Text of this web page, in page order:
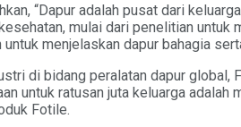
“Dapur adalah pusat dari
mulai dari penelitian
menjelaskan dapur bahagia
di bidang peralatan dapur global,
untuk ratusan juta keluarga
Fotile.